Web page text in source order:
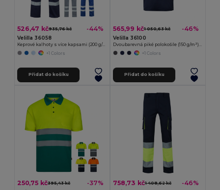
526,47 kč935,76 kč -44%
Velilla 36058
Keprové kalhoty s více kapsami (200 g/m²), z bavlny (35 %) a polyesteru (65 %)
+1 Colors
Přidat do košíku
565,99 kč1 050,63 kč -46%
Velilla 36100
+1 Colors
Přidat do košíku
250,75 kč395,43 kč -37% 758,73 kč1 408,62 kč -46%